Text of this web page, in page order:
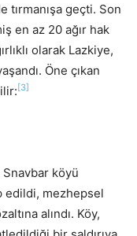
tırmanışa geçti. Son
en az 20 ağır hak
olarak Lazkiye,
Öne çıkan
[3]
Snavbar köyü
edildi, mezhepsel
alındı. Köy,